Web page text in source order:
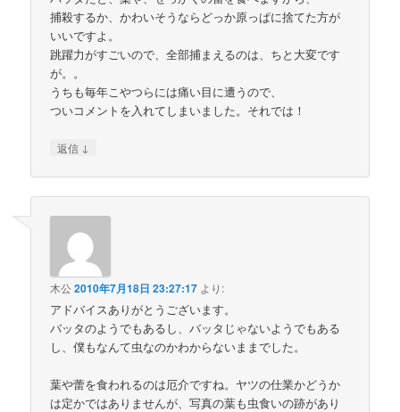
捕殺するか、かわいそうならどっか原っぱに捨てた方が
いいですよ。
跳躍力がすごいので、全部捕まえるのは、ちと大変です
が。。
うちも毎年こやつらには痛い目に遭うので、
ついコメントを入れてしまいました。それでは！
返信 ↓
木公2010年7月18日 23:27:17 より:
アドバイスありがとうございます。
バッタのようでもあるし、バッタじゃないようでもある
し、僕もなんて虫なのかわからないままでした。
葉や蕾を食われるのは厄介ですね。ヤツの仕業かどうか
は定かではありませんが、写真の葉も虫食いの跡があり